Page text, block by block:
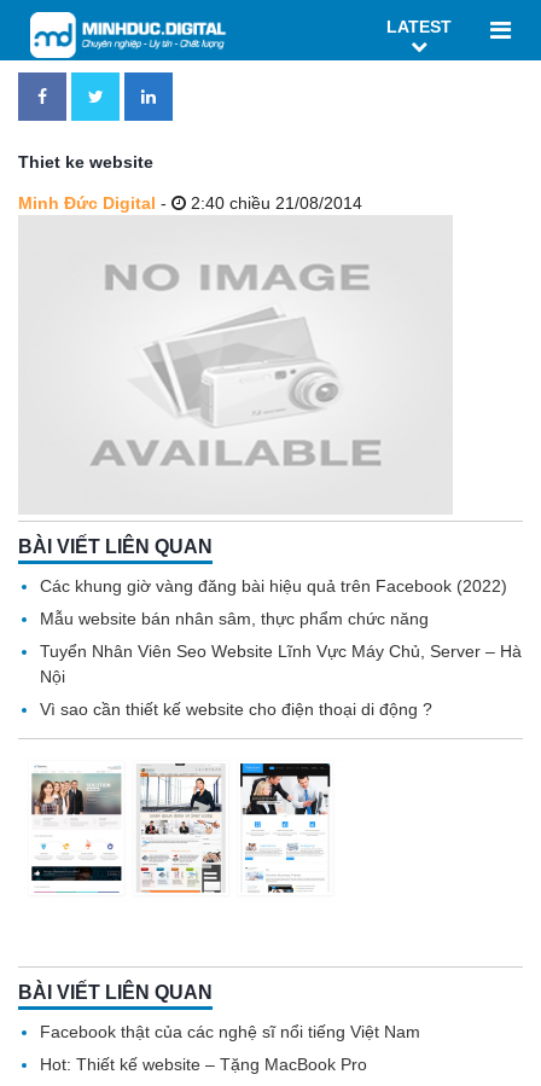
LATEST
Thiet ke website
Minh Đức Digital - 2:40 chiều 21/08/2014
BÀI VIẾT LIÊN QUAN
Các khung giờ vàng đăng bài hiệu quả trên Facebook (2022)
Mẫu website bán nhân sâm, thực phẩm chức năng
Tuyển Nhân Viên Seo Website Lĩnh Vực Máy Chủ, Server – Hà
Nội
Vì sao cần thiết kế website cho điện thoại di động ?
BÀI VIẾT LIÊN QUAN
Facebook thật của các nghệ sĩ nổi tiếng Việt Nam
Hot: Thiết kế website – Tặng MacBook Pro